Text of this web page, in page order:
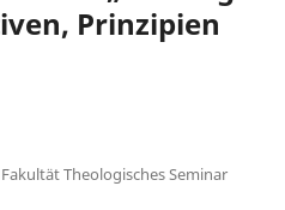
Prinzipien
Theologisches Seminar